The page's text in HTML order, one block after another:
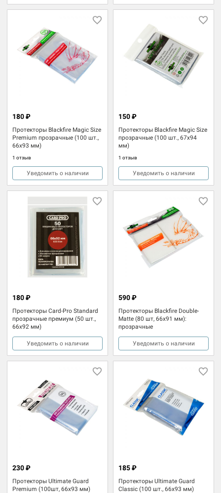
Протекторы Blackfire Magic Size
Premium прозрачные (100 шт.,
66x93 мм)
1 отзыв
180 ₽
Уведомить о наличии
Протекторы Blackfire Magic Size
прозрачные (100 шт., 67x94
мм)
1 отзыв
150 ₽
Уведомить о наличии
Протекторы Card-Pro Standard
прозрачные премиум (50 шт.,
66x92 мм)
180 ₽
Уведомить о наличии
Протекторы Blackfire Double-
Matte (80 шт, 66х91 мм):
прозрачные
590 ₽
Уведомить о наличии
Протекторы Ultimate Guard
Premium (100шт, 66х93 мм)
230 ₽
Протекторы Ultimate Guard
Classic (100 шт., 66х93 мм)
185 ₽